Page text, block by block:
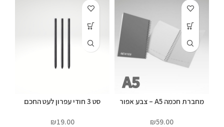
מחברת חכמה A5 – צבע אפור
₪59.00
סט 3 חודי עפרון לעט החכם
₪19.00